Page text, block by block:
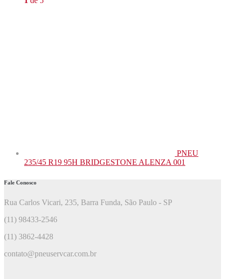
PNEU
235/45 R19 95H BRIDGESTONE ALENZA 001
Fale Conosco
Rua Carlos Vicari, 235, Barra Funda, São Paulo - SP
(11) 98433-2546
(11) 3862-4428
contato@pneuservcar.com.br